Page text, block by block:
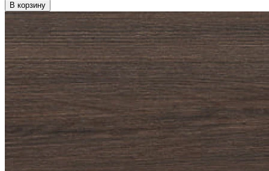
В корзину